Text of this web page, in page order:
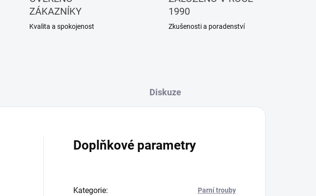
ZÁKAZNÍKY
Kvalita a spokojenost
1990
Zkušenosti a poradenství
Diskuze
Doplňkové parametry
Kategorie: Parní trouby